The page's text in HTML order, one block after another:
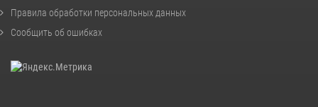
Правила обработки персональных данных
Сообщить об ошибках